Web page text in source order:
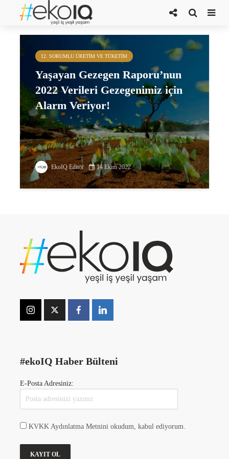
Doğa Pozitif bir Dünya
12. SORUMLU ÜRETIM VE TÜKETIM
Yaşayan Gezegen Raporu’nun
2022 Verileri Gezegenimiz için
Alarm Veriyor!
EkoIQ Editör 14 Ekim 2022
#ekoIQ Haber Bülteni
E-Posta Adresiniz:
KVKK Aydınlatma Metnini okudum, kabul ediyorum.